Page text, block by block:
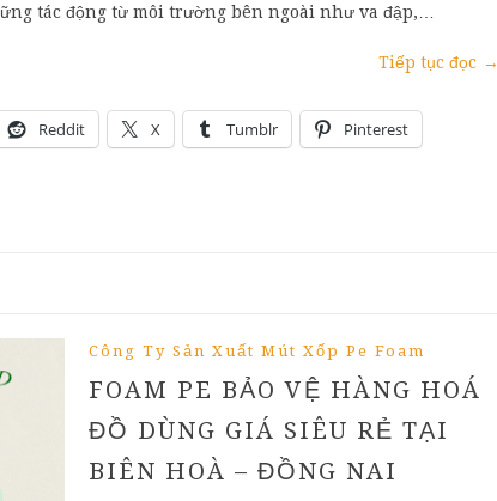
tác động từ môi trường bên ngoài như va đập,…
Tiếp tục đọc →
Reddit X Tumblr Pinterest
Công Ty Sản Xuất Mút Xốp Pe Foam
FOAM PE BẢO VỆ HÀNG HOÁ
ĐỒ DÙNG GIÁ SIÊU RẺ TẠI
BIÊN HOÀ – ĐỒNG NAI